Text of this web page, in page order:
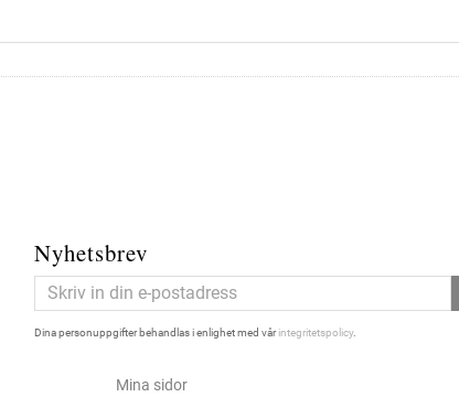
Nyhetsbrev
Dina personuppgifter behandlas i enlighet med vårintegritetspolicy.
Mina sidor